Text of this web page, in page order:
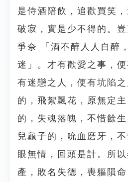
是侍酒陪飲，追歡買笑
破寂，實是少不得的。
爭奈 「酒不醉人人自醉
迷」。才有歡愛之事，
有迷戀之人，便有坑陷
的，飛絮飄花，原無定
的，失魂落魄，不惜餘
兒龜子的，吮血磨牙，
眼無情，回頭是計。所
產，敗名失德，喪軀隕